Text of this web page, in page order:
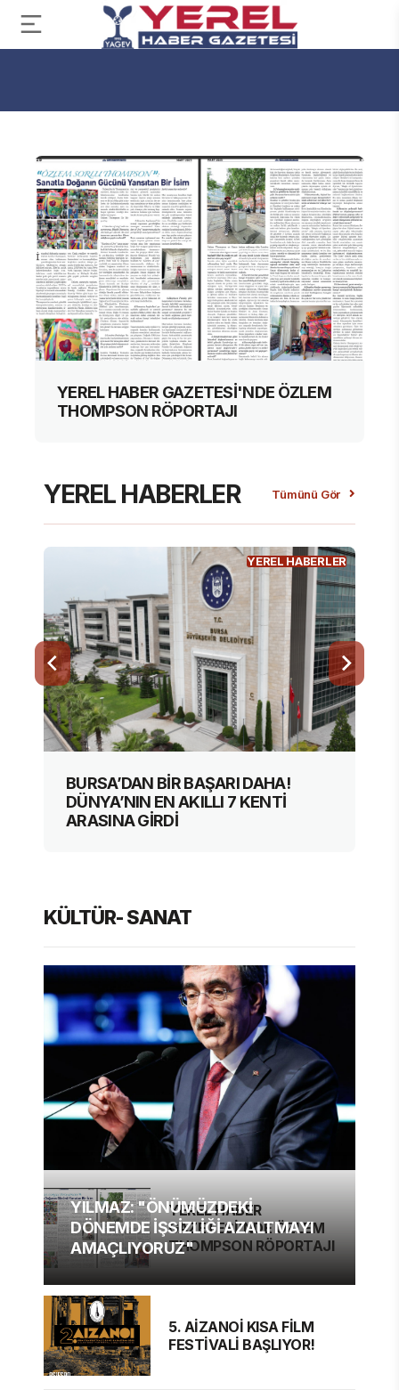
YEREL HABER GAZETESİ'NDE ÖZLEM
THOMPSON RÖPORTAJI
YEREL HABERLER Tümünü Gör
YEREL HABERLER
BURSA’DAN BİR BAŞARI DAHA!
DÜNYA’NIN EN AKILLI 7 KENTİ
ARASINA GİRDİ
KÜLTÜR- SANAT
YILMAZ: "ÖNÜMÜZDEKİ
DÖNEMDE İŞSİZLİĞİ AZALTMAYI
AMAÇLIYORUZ"
YEREL HABER
GAZETESİ'NDE ÖZLEM
THOMPSON RÖPORTAJI
5. AİZANOİ KISA FİLM
FESTİVALİ BAŞLIYOR!